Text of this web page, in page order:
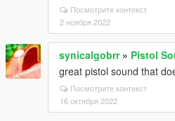
Посмотрите контекст
2 ноября 2022
synicalgobrr» Pistol
great pistol sound that
Посмотрите контекст
16 октября 2022